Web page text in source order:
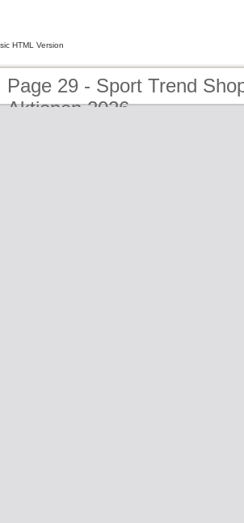
HTML Version
Page 29 - Sport Trend
Aktionen 2026